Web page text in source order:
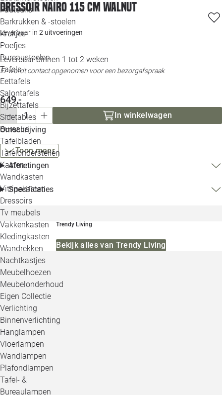
Fauteuils
Barkrukken & -stoelen
Krukjes
Poefjes
Bureaustoelen
Tafels
Eettafels
Salontafels
Bijzettafels
Sidetables
Bureaus
Tafelbladen
Tafelonderstellen
Kasten
Wandkasten
Vitrinekasten
Dressoirs
Tv meubels
Vakkenkasten
Kledingkasten
Wandrekken
Nachtkastjes
Meubelhoezen
Meubelonderhoud
Eigen Collectie
Verlichting
Binnenverlichting
Hanglampen
Vloerlampen
Wandlampen
Plafondlampen
Tafel- &
Bureaulampen
Dressoir Nairo 115 cm walnut
Leverbaar in 2 uitvoeringen
Leverbaar binnen 1 tot 2 weken
Er wordt contact opgenomen voor een bezorgafspraak
649,-
In winkelwagen
Omschrijving
Toon meer
Afmetingen
Specificaties
Trendy Living
Bekijk alles van Trendy Living